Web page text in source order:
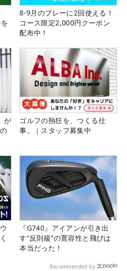
8-9月のプレーに2回使える！
コース限定2,000円クーポン
配布中！
が
ゴルフの熱狂を、つくる仕
事。｜スタッフ募集中
『G740』アイアンが引き出
す“反則級”の寛容性と飛びは
本当だった！
Recommended by